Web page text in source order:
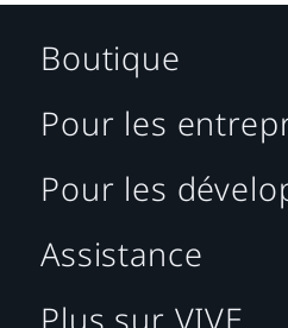
Boutique
Pour les
Pour les
Assistance
Plus sur VIVE